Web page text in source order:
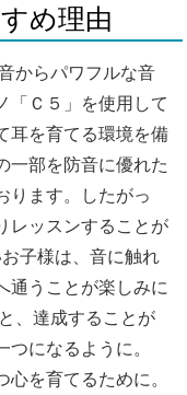
め理由
からパワフルな音
「Ｃ５」を使用して
耳を育てる環境を備
一部を防音に優れた
ります。したがっ
レッスンすることが
子様は、音に触れ
通うことが楽しみに
、達成することが
になるように。
心を育てるために。